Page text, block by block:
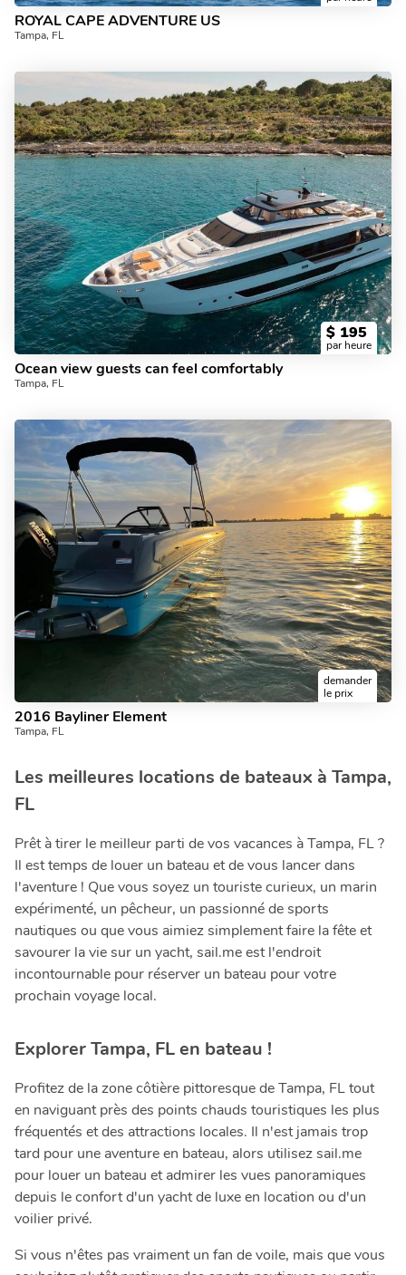
ROYAL CAPE ADVENTURE US
Tampa, FL
$ 195
par heure
Ocean view guests can feel comfortably
Tampa, FL
demander
le prix
2016 Bayliner Element
Tampa, FL
Les meilleures locations de bateaux à Tampa,
FL
Prêt à tirer le meilleur parti de vos vacances à Tampa, FL ?
Il est temps de louer un bateau et de vous lancer dans
l'aventure ! Que vous soyez un touriste curieux, un marin
expérimenté, un pêcheur, un passionné de sports
nautiques ou que vous aimiez simplement faire la fête et
savourer la vie sur un yacht, sail.me est l'endroit
incontournable pour réserver un bateau pour votre
prochain voyage local.
Explorer Tampa, FL en bateau !
Profitez de la zone côtière pittoresque de Tampa, FL tout
en naviguant près des points chauds touristiques les plus
fréquentés et des attractions locales. Il n'est jamais trop
tard pour une aventure en bateau, alors utilisez sail.me
pour louer un bateau et admirer les vues panoramiques
depuis le confort d'un yacht de luxe en location ou d'un
voilier privé.
Si vous n'êtes pas vraiment un fan de voile, mais que vous